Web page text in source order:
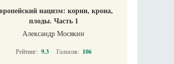
нацизм: корни, крона,
плоды. Часть 1
Александр Мосякин
Рейтинг: 9.3 Голосов: 106